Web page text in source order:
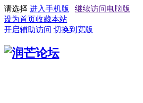
请选择 进入手机版 | 继续访问电脑版
设为首页收藏本站
开启辅助访问 切换到宽版